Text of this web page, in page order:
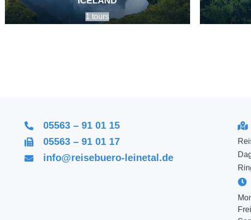
1 tours
05563 – 91 01 15
05563 – 91 01 17
info@reisebuero-leinetal.de